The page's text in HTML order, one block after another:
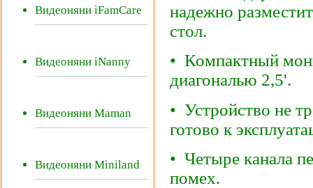
Видеоняни iFamCare
Видеоняни iNanny
Видеоняни Maman
Видеоняни Miniland
надежно
стол.
• Компактный
диагональю 2,5'.
• Устройство не
готово к
• Четыре канала
помех.